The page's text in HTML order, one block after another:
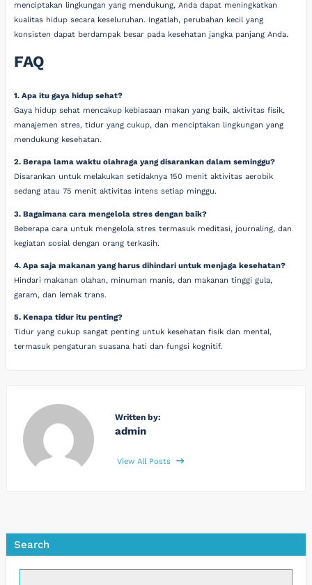
menciptakan lingkungan yang mendukung, Anda dapat meningkatkan
kualitas hidup secara keseluruhan. Ingatlah, perubahan kecil yang
konsisten dapat berdampak besar pada kesehatan jangka panjang Anda.
FAQ
1. Apa itu gaya hidup sehat?
Gaya hidup sehat mencakup kebiasaan makan yang baik, aktivitas fisik,
manajemen stres, tidur yang cukup, dan menciptakan lingkungan yang
mendukung kesehatan.
2. Berapa lama waktu olahraga yang disarankan dalam seminggu?
Disarankan untuk melakukan setidaknya 150 menit aktivitas aerobik
sedang atau 75 menit aktivitas intens setiap minggu.
3. Bagaimana cara mengelola stres dengan baik?
Beberapa cara untuk mengelola stres termasuk meditasi, journaling, dan
kegiatan sosial dengan orang terkasih.
4. Apa saja makanan yang harus dihindari untuk menjaga kesehatan?
Hindari makanan olahan, minuman manis, dan makanan tinggi gula,
garam, dan lemak trans.
5. Kenapa tidur itu penting?
Tidur yang cukup sangat penting untuk kesehatan fisik dan mental,
termasuk pengaturan suasana hati dan fungsi kognitif.
Written by:
admin
View All Posts
Search